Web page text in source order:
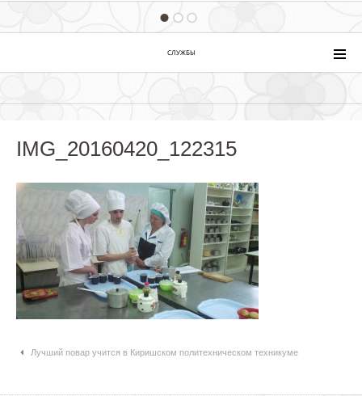
СЛУЖБЫ
IMG_20160420_122315
Навигация по статьям
Лучший повар учится в Киришском политехническом техникуме